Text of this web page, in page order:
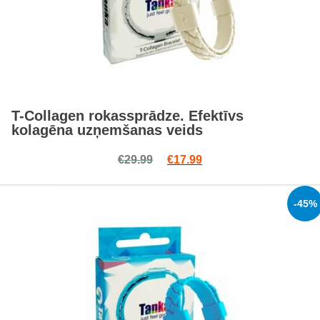
T-Collagen rokassprādze. Efektīvs
kolagēna uzņemšanas veids
€29.99 Original price was: €29.99.
€17.99Current price is:
-45%
Skatīt